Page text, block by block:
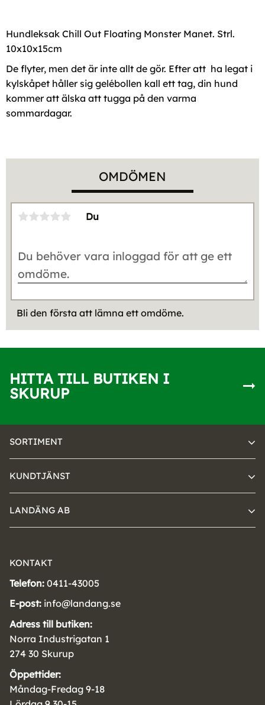
Hundleksak Chill Out Floating Monster Manet. Strl.
10x10x15cm
De flyter, men det är inte allt de gör. Efter att ha legat i
kylskåpet håller sig gelébollen kall ett tag, din hund
kommer att älska att tugga på den varma
sommardagar.
OMDÖMEN
Du
Bli den första att lämna ett omdöme.
HITTA TILL BUTIKEN I
SKURUP
SORTIMENT
KUNDTJÄNST
LANDÄNG AB
KONTAKT
Telefon: 0411-43005
E-post: info@landang.se
Adress till butiken:
Norra Industrigatan 1
274 30 Skurup
Öppettider:
Måndag-Fredag 9-18